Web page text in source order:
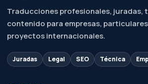
Traducciones profesionales, juradas,
contenido para empresas,
proyectos internacionales.
Juradas Legal SEO Técnica